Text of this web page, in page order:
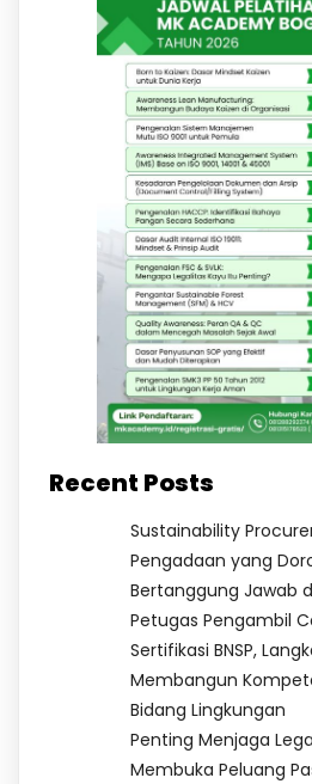
Recent Posts
Sustainability
Pengadaan yang
Bertanggung Jawab
Petugas Pengambil
Sertifikasi BNSP,
Membangun
Bidang Lingkungan
Penting Menjaga
Membuka Peluang